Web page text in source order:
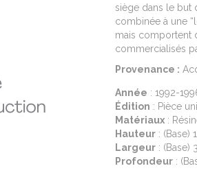
siège dans le but
combinée à une
mais comportent
commercialisés
Provenance :
Année : 1992-
Édition : Pièce
Matériaux :
Hauteur : (Base)
Largeur : (Base)
Profondeur :